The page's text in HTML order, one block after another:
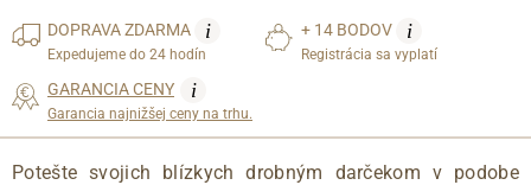
DOPRAVAZDARMA i
Expedujeme do 24 hodín
+ 14 BODOV i
Registrácia sa vyplatí
GARANCIA CENY i
Garancia najnižšej ceny na trhu.
Potešte svojich blízkych drobným darčekom v podobe